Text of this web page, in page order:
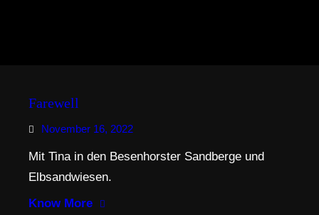
Farewell
November 16, 2022
Mit Tina in den Besenhorster Sandberge und
Elbsandwiesen.
Know More